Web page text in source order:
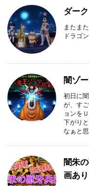
ダー
またま
ドラゴ
闇ゾ
初日に
が、す
ョンを
下がり
なぁと
闇朱
画あり